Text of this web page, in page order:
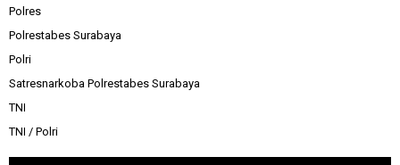
Polres
Polrestabes Surabaya
Polri
Satresnarkoba Polrestabes Surabaya
TNI
TNI / Polri